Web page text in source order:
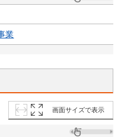
業
画面サイズで表示